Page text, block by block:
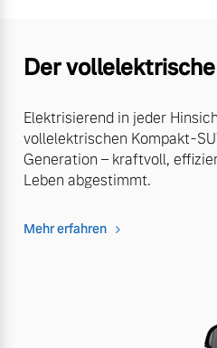
Der
Elektrisierend in jeder
vollelektrischen Kompakt-
Generation – kraftvoll,
Leben abgestimmt.
Mehr erfahren